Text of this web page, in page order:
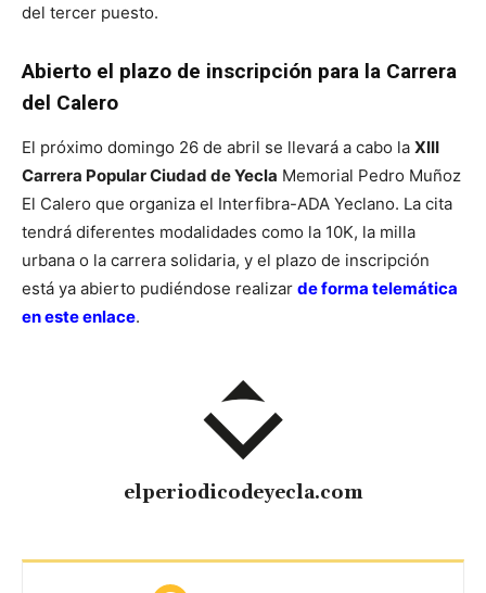
del tercer puesto.
Abierto el plazo de inscripción para la Carrera
del Calero
El próximo domingo 26 de abril se llevará a cabo la XIII
Carrera Popular Ciudad de Yecla Memorial Pedro Muñoz
El Calero que organiza el Interfibra-ADA Yeclano. La cita
tendrá diferentes modalidades como la 10K, la milla
urbana o la carrera solidaria, y el plazo de inscripción
está ya abierto pudiéndose realizar de forma telemática
en este enlace.
elperiodicodeyecla.com